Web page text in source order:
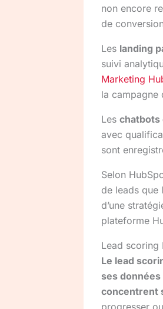
non encore
de
Les landing
suivi
Marketing
la campagne
Les chatbots
avec
sont
Selon
de leads que
d’une
plateforme
Lead scoring
Le lead
ses
concentrent